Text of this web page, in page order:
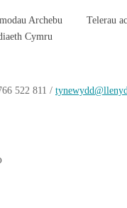
Archebu Telerau
Cymru
522 811 / tynewydd